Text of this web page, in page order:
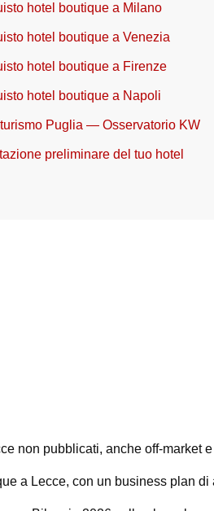
hotel boutique a Milano
hotel boutique a Venezia
hotel boutique a Firenze
hotel boutique a Napoli
Puglia — Osservatorio KW
preliminare del tuo hotel
non pubblicati, anche off-market
a Lecce, con un business plan